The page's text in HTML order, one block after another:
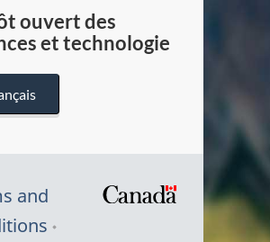
ouvert des
et technologie
and